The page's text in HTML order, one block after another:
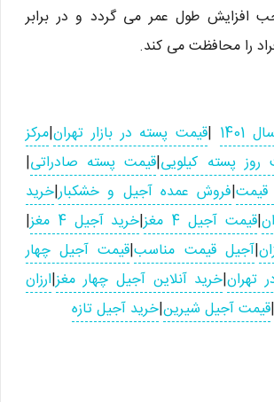
افزایش طول عمر می گردد و در برابر
را محافظت می کند.
|قیمت پسته در بازار تهران|مرکز
روز پسته کیلویی|قیمت پسته صادراتی|
قیمت|فروش عمده آجیل و خشکبار|خرید
|قیمت آجیل 4 مغز |خرید آجیل 4 مغز
|
|آجیل قیمت مناسب|قیمت آجیل چهار
تهران|خرید آنلاین آجیل چهار مغز|ارزان
|قیمت آجیل شیرین|خرید آجیل تازه